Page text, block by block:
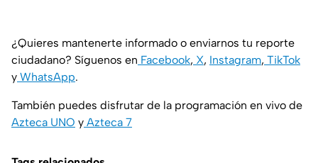
¿Quieres mantenerte informado o enviarnos tu reporte
ciudadano? Síguenos en Facebook, X, Instagram, TikTok
y WhatsApp.
También puedes disfrutar de la programación en vivo de
Azteca UNO y Azteca 7